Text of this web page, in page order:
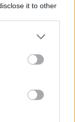
it to other